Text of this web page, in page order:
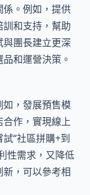
係。例如，提供
和支持，幫助
與團長建立更深
和運營決策。
如，發展預售模
作，實現線上
“社區拼購+到
性需求，又降低
，可以參考相